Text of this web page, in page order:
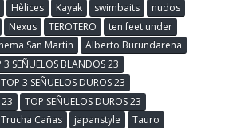
Hèlices Kayak swimbaits
nudos
Nexus TEROTERO
ten feet under
San Martin
Alberto Burundarena
3 SEÑUELOS BLANDOS 23
TOP 3 SEÑUELOS DUROS 23
TOP SEÑUELOS DUROS 23
Trucha Cañas japanstyle
Tauro